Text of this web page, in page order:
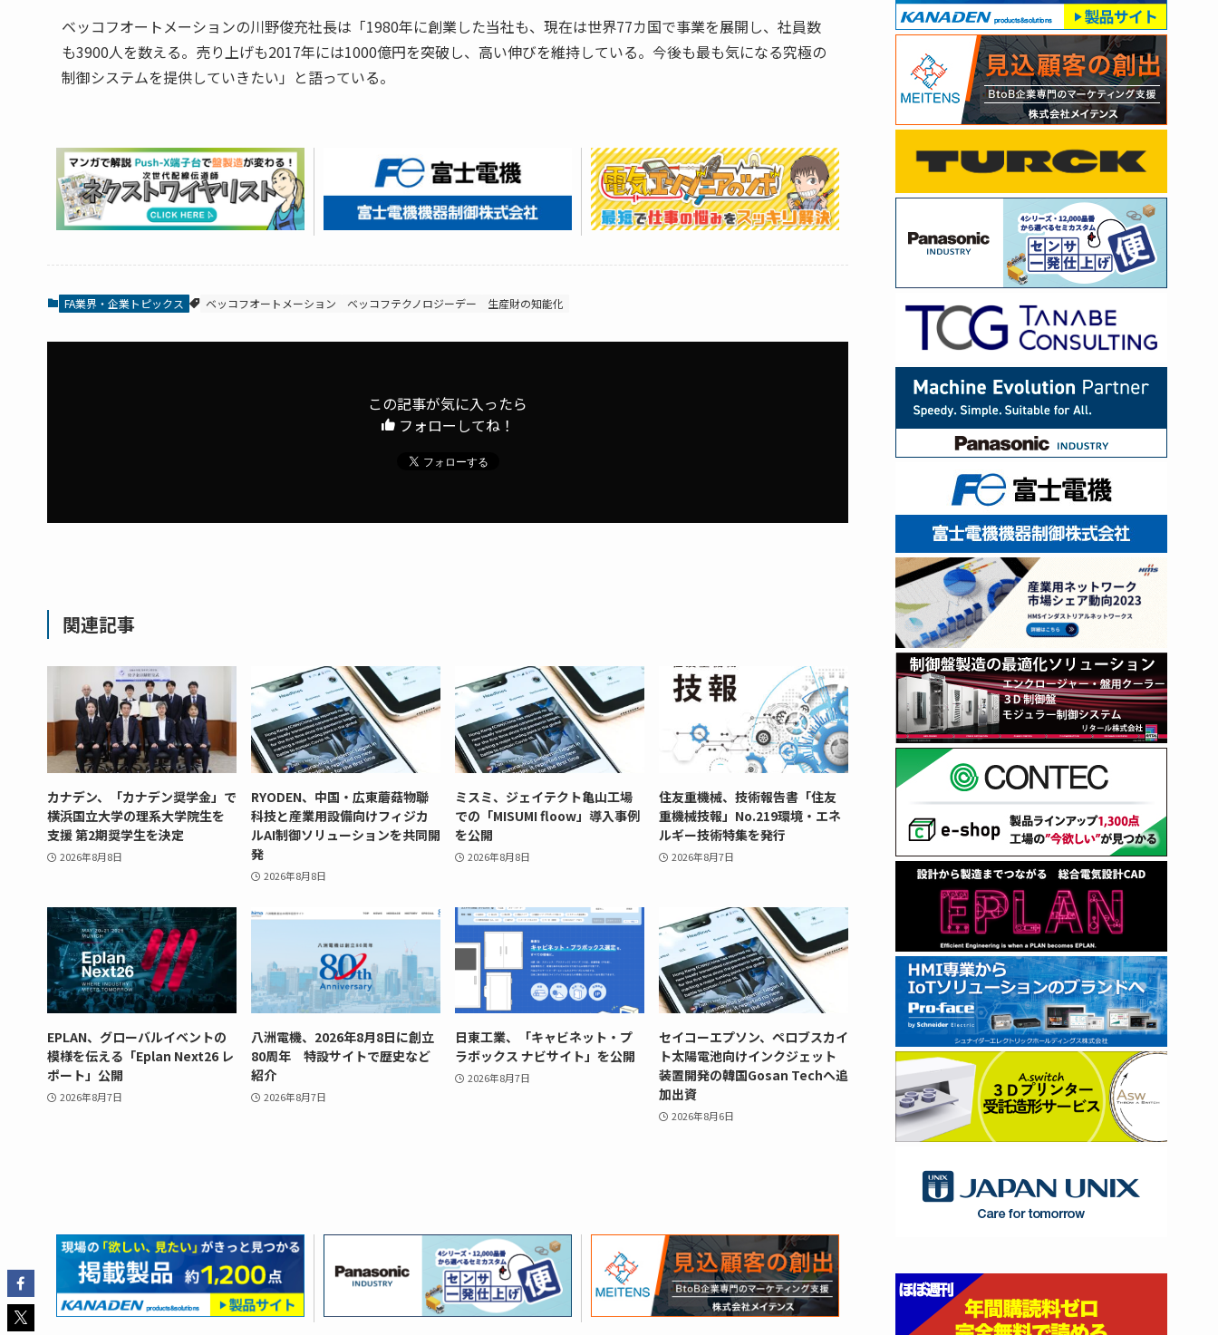
ベッコフオートメーションの川野俊充社長は「1980年に創業した当社も、現在は世界77カ国で事業を展開し、社員数
も3900人を数える。売り上げも2017年には1000億円を突破し、高い伸びを維持している。今後も最も気になる究極の
制御システムを提供していきたい」と語っている。
FA業界・企業トピックス ベッコフオートメーション ベッコフテクノロジーデー 生産財の知能化
この記事が気に入ったら
フォローしてね！
関連記事
カナデン、「カナデン奨学金」で
横浜国立大学の理系大学院生を
支援 第2期奨学生を決定
2026年8月8日
RYODEN、中国・広東蘑菇物聯
科技と産業用設備向けフィジカ
ルAI制御ソリューションを共同開
発
2026年8月8日
ミスミ、ジェイテクト亀山工場
での「MISUMI floow」導入事例
を公開
2026年8月8日
住友重機械、技術報告書「住友
重機械技報」No.219環境・エネ
ルギー技術特集を発行
2026年8月7日
EPLAN、グローバルイベントの
模様を伝える「Eplan Next26 レ
ポート」公開
2026年8月7日
八洲電機、2026年8月8日に創立
80周年 特設サイトで歴史など
紹介
2026年8月7日
日東工業、「キャビネット・プ
ラボックス ナビサイト」を公開
2026年8月7日
セイコーエプソン、ペロブスカイ
ト太陽電池向けインクジェット
装置開発の韓国Gosan Techへ追
加出資
2026年8月6日